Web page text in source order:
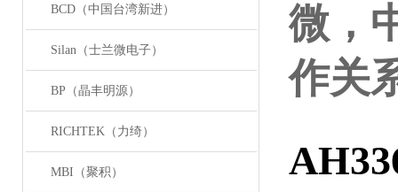
BCD（中国台湾新进）
Silan（士兰微电子）
BP（晶丰明源）
RICHTEK（力绮）
MBI（聚积）
微，
作关